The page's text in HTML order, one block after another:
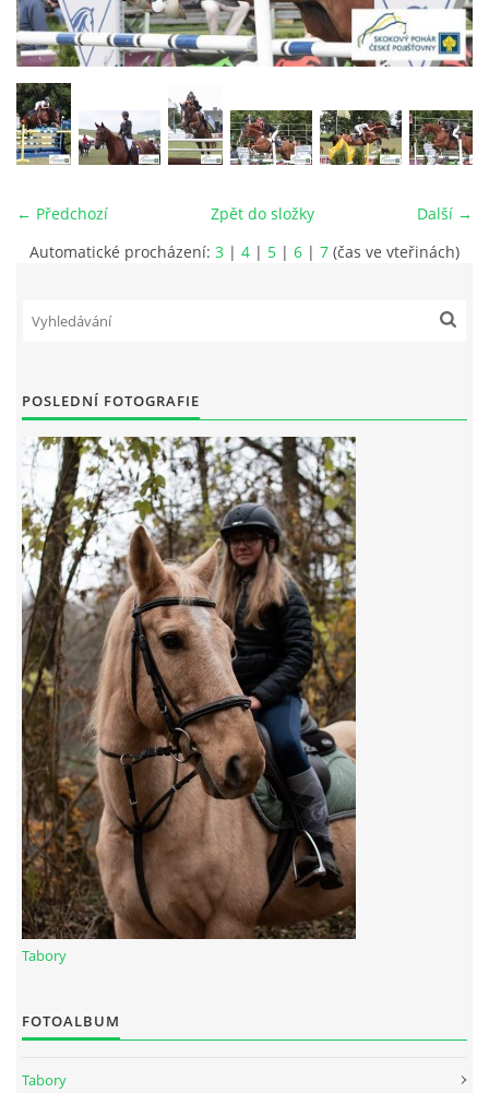
VIDEA
ODKAZY
CENÍK SLUŽEB
MORAVSKOSLEZSKÉM KRAJI
NÁHRADNÍ TERMÍN BRIGÁDY PRO TY KTEŘÍ SE
NEDOSTAVILI NA PODZIMNÍ BRIGÁDU
ČLENOVÉ RYCHVALDU 2023
7:4 (VELKÝ PÁTEK) KROUŽEK NEBUDE
JARNÍ BRIGÁDA 20.5.2023
DNE 17.11.2023 KROUŽEK JEZDECTVÍ NENÍ
DĚKUJEME MĚSTU RYCHVALD ZA DOTACI V ROCE 2023
NABÍZÍME BRIGÁDU U NÁS VE STÁJI. PRO BLIŽŠÍ INFO
VOLEJTE 604265192
DĚKUJEME ZA PODPORU ČESKÉ UNIÍ SPORTU
JARNÍ BRIGÁDA SE ODKLÁDÁ.
← Předchozí Další →
Zpět do složky
Automatické procházení: 3 | 4 | 5 | 6 | 7 (čas ve vteřinách)
POSLEDNÍ FOTOGRAFIE
Tabory
FOTOALBUM
Tabory